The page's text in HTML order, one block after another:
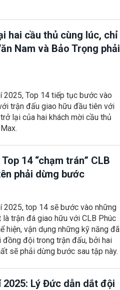
hai cầu thủ cùng lúc, chỉ
Nam và Bảo Trọng phải
2025, Top 14 tiếp tục bước vào
trận đấu giao hữu đầu tiên với
lại của hai khách mời cầu thủ
14 “chạm trán” CLB
phải dừng bước
2025, top 14 sẽ bước vào những
trận đá giao hữu với CLB Phúc
hiện, vận dụng những kỹ năng đã
đội trong trận đấu, bởi hai
sẽ phải dừng bước sau tập này.
2025: Lý Đức dẫn dắt đội